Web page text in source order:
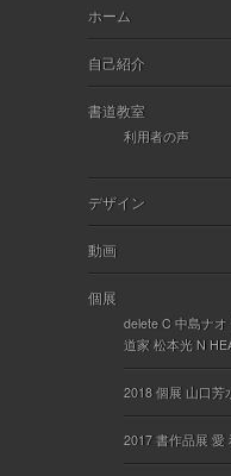
ホーム
自己紹介
書道教室
利用者の声
デザイン
動画
個展
delete C 中島ナ
道家 松本光 N
2018 個展 山口芳
2017 書作品展 愛